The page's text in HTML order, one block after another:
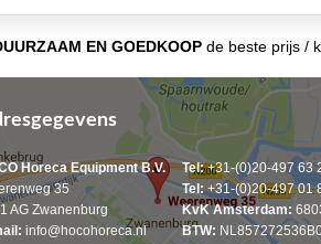
EN GOEDKOOPde beste prijs /
Horeca Equipment B.V.
35
AG Zwanenburg
info@hocohoreca.nl
Tel:+31-(0)20-497 63
Tel:+31-(0)20-497 01
KvK Amsterdam:
BTW: